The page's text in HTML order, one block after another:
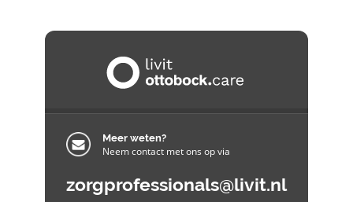
Meer weten?
Neem contact met ons op via
zorgprofessionals@livit.nl